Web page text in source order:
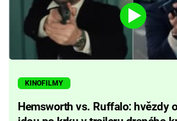
KINOFILMY
Hemsworth vs. Ruffalo: hvězdy